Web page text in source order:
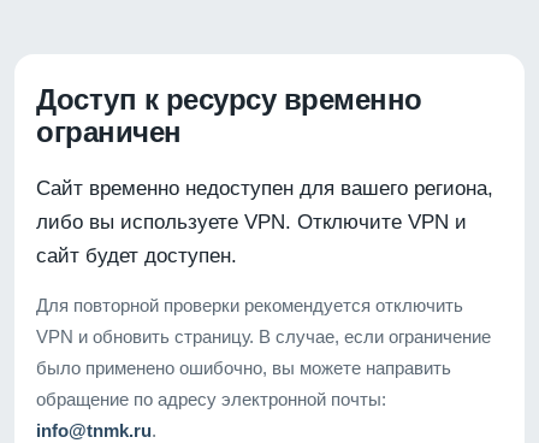
Доступ к ресурсу временно
ограничен
Сайт временно недоступен для вашего региона,
либо вы используете VPN. Отключите VPN и
сайт будет доступен.
Для повторной проверки рекомендуется отключить
VPN и обновить страницу. В случае, если ограничение
было применено ошибочно, вы можете направить
обращение по адресу электронной почты:
info@tnmk.ru.